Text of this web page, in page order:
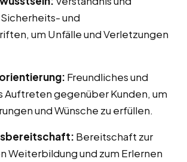
und
um Unfälle und Verletzungen
Freundliches und
Auftreten gegenüber Kunden, um
und Wünsche zu erfüllen.
Bereitschaft zur
Weiterbildung und zum Erlernen